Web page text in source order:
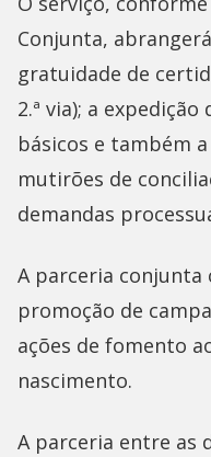
Conjunta,
gratuidade de
2.ª via); a
básicos e também
mutirões de
demandas
A parceria conjunta
promoção de
ações de fomento
nascimento.
A parceria entre as